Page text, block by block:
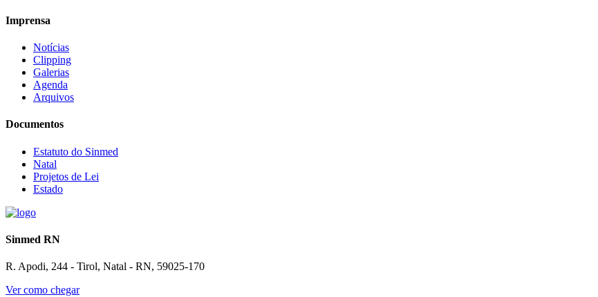
Imprensa
Notícias
Clipping
Galerias
Agenda
Arquivos
Documentos
Estatuto do Sinmed
Natal
Projetos de Lei
Estado
Sinmed RN
R. Apodi, 244 - Tirol, Natal - RN, 59025-170
Ver como chegar